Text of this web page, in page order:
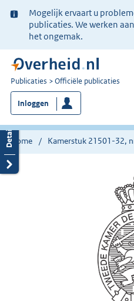
Ter
informatie:
Mogelijk ervaart u
publicaties. We werken
het ongemak.
U
bent
nu
hier:
Publicaties Officiële publicaties
Inloggen
Home Kamerstuk 21501-32,